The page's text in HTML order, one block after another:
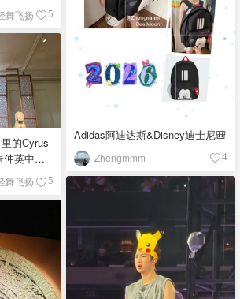
舞飞扬 5
Adidas阿迪达斯&Disney迪士尼🎒
Zhengmmm 4
的Cyrus
仲英中国
舞飞扬 5